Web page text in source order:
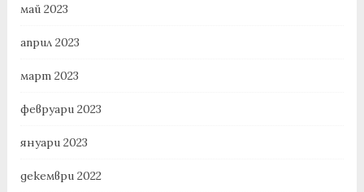
май 2023
април 2023
март 2023
февруари 2023
януари 2023
декември 2022